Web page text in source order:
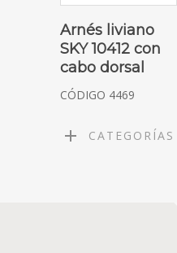
SOLICITAR COTIZACIÓN
Arnés liviano
SKY 10412 con
cabo dorsal
CÓDIGO 4469